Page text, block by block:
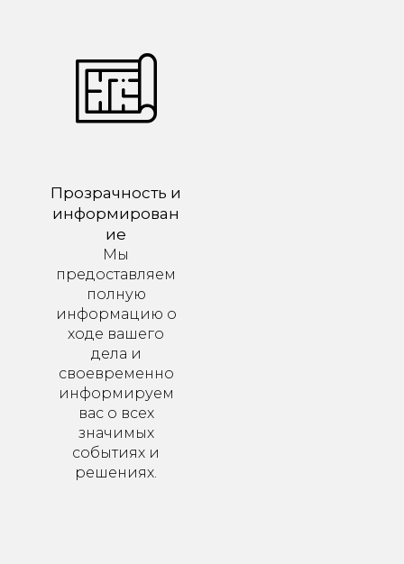
Прозрачность и
информирован
ие
Мы
предоставляем
полную
информацию о
ходе вашего
дела и
своевременно
информируем
вас о всех
значимых
событиях и
решениях.